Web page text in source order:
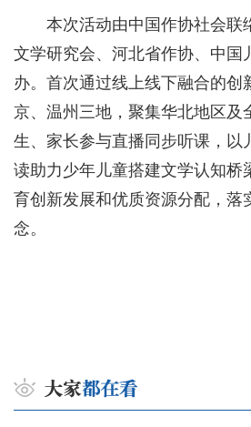
本次活动由中国作协社会联
文学研究会、河北省作协、中国
办。首次通过线上线下融合的创
京、温州三地，聚集华北地区及
生、家长参与直播同步听课，以
读助力少年儿童搭建文学认知桥
育创新发展和优质资源分配，落
念。